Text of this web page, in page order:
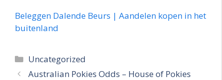
Beleggen Dalende Beurs | Aandelen kopen in het
buitenland
Categories
Uncategorized
Australian Pokies Odds – House of Pokies